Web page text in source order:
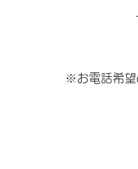
​※お電話希望